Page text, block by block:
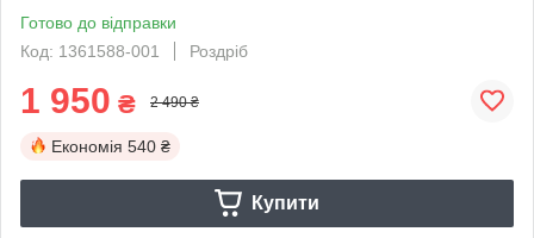
Готово до відправки
Код: 1361588-001
Роздріб
1 950 ₴ 2 490 ₴
Економія 540 ₴
Купити